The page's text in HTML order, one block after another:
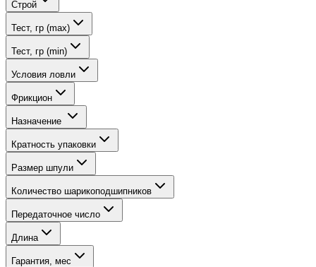
Строй
Тест, гр (max)
Тест, гр (min)
Условия ловли
Фрикцион
Назначение
Кратность упаковки
Размер шпули
Количество шарикоподшипников
Передаточное число
Длина
Гарантия, мес